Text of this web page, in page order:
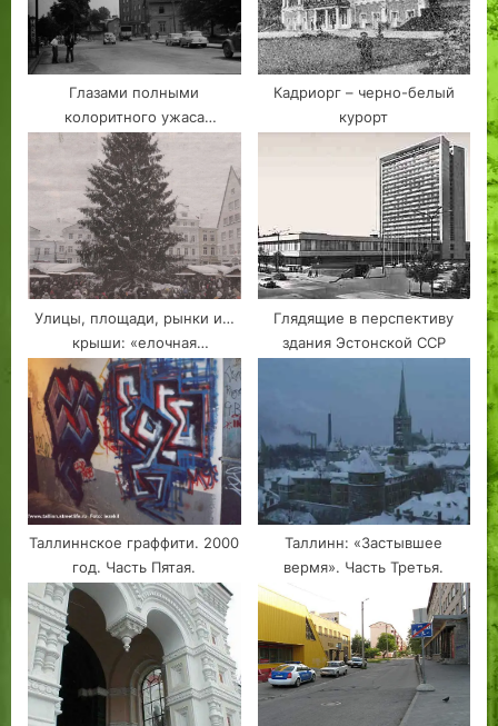
Глазами полными
колоритного ужаса
будущего, мы ищуще
заглядываем в тёмные,
чёрно-белые окна
спокойного прошлого
Кадриорг – черно-белый
курорт
Улицы, площади, рынки и…
крыши: «елочная
топография» Таллинна
Глядящие в перспективу
здания Эстонской ССР
Таллиннское граффити. 2000
год. Часть Пятая.
Таллинн: «Застывшее
вермя». Часть Третья.